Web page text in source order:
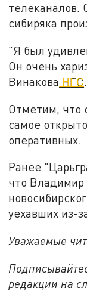
телеканалов.
сибиряка
"Я был
Он очень
Винакова НГС.
Отметим, что
самое
оперативных.
Ранее
что Владимир
уехавших из-
Уважаемые
редакции на